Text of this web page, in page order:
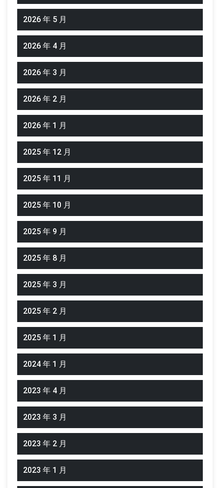
2026 年 5 月
2026 年 4 月
2026 年 3 月
2026 年 2 月
2026 年 1 月
2025 年 12 月
2025 年 11 月
2025 年 10 月
2025 年 9 月
2025 年 8 月
2025 年 3 月
2025 年 2 月
2025 年 1 月
2024 年 1 月
2023 年 4 月
2023 年 3 月
2023 年 2 月
2023 年 1 月